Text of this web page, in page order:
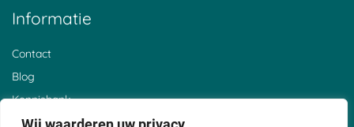
Informatie
Contact
Blog
Kennisbank
Over ons